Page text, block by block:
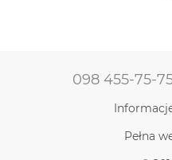
098 455-75-
Pełna